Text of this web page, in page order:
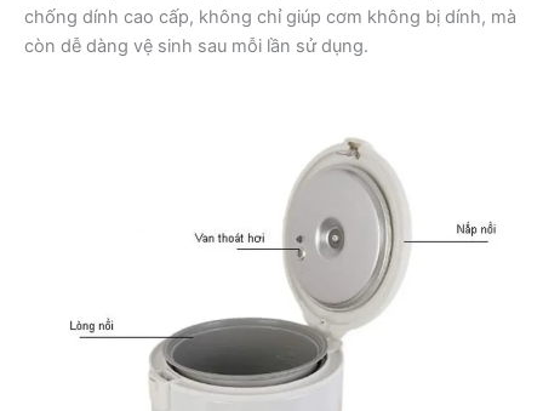
chống dính cao cấp, không chỉ giúp cơm không bị dính, mà
còn dễ dàng vệ sinh sau mỗi lần sử dụng.